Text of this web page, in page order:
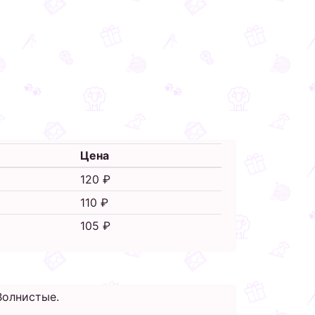
Цена
120 ₽
110 ₽
105 ₽